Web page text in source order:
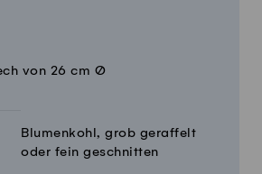
von 26 cm Ø
Blumenkohl, grob geraffelt
oder fein geschnitten